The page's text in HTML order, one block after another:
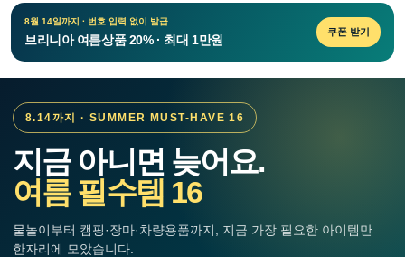
8월 14일까지 · 번호 입력 없이 발급
브리니아 여름상품 20% · 최대 1만원
쿠폰 받기
8.14까지 · SUMMER MUST-HAVE 16
지금 아니면 늦어요.
여름 필수템 16
물놀이부터 캠핑·장마·차량용품까지, 지금 가장 필요한 아이템만
한자리에 모았습니다.